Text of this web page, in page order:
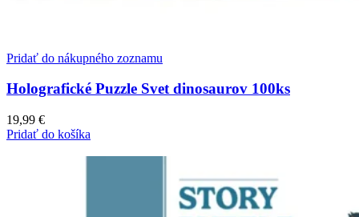
Pridať do nákupného zoznamu
Holografické Puzzle Svet dinosaurov 100ks
19,99 €
Pridať do košíka